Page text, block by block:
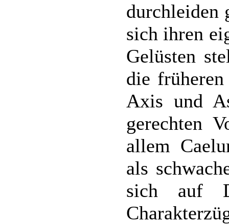
durchleiden
sich ihren
Gelüsten
die
Axis und
gerechten
allem
als
sich auf